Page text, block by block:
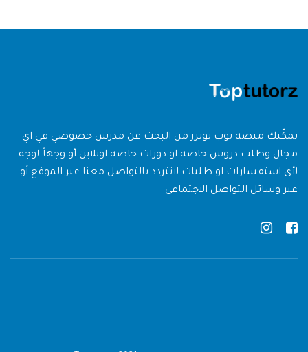
تمكّنك منصة توب توترز من البحث عن مدرس خصوصي في اي
مجال وطلب دروس خاصة او دورات خاصة اونلاين أو وجهاً لوجه.
لأي استفسارات او طلبات لاتتردد بالتواصل معنا عبر الموقع أو
عبر وسائل التواصل الاجتماعي